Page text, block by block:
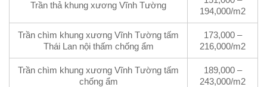
Trần thả khung xương Vĩnh Tường
194,000/m2
Trần chìm khung xương Vĩnh Tường tấm
Thái Lan nội thấm chống ẩm
173,000 –
216,000/m2
Trần chìm khung xương Vĩnh Tường tấm
chống ẩm
189,000 –
243,000/m2